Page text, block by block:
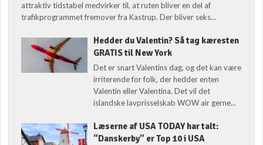
attraktiv tidstabel medvirker til, at ruten bliver en del af
trafikprogrammet fremover fra Kastrup. Der bliver seks...
Hedder du Valentin? Så tag kæresten
GRATIS til New York
Det er snart Valentins dag, og det kan være
irriterende for folk, der hedder enten
Valentin eller Valentina. Det vil det
islandske lavprisselskab WOW air gerne...
Læserne af USA TODAY har talt:
“Danskerby” er Top 10 i USA